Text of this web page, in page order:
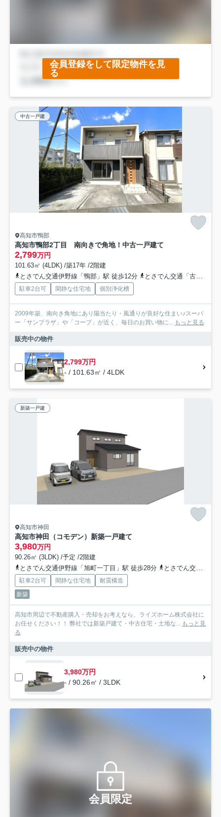
会員登録をして限定物件を見
る
中古一戸建
高知市鴨部
高知市鴨部2丁目 南向きで角地！中古一戸建て
2,799万円
101.63㎡ (4LDK) /築17年 /2階建
とさでん交通伊野線「鴨部」駅 徒歩12分
とさでん交通「古新堂」バス停下車 徒歩3分
駐車2台可 閑静な住宅地 個別浄化槽
2009年築、南向き角地にあり陽当たり・風通りが良好な住まい♪スーパ
ー「サンプラザ」や「コープ」が近く、毎日のお買い物に... もっと見る
販売中の物件
2,799万円
- / 101.63㎡ / 4LDK
新築一戸建
高知市神田
高知市神田（コモデン）新築一戸建て
3,980万円
90.26㎡ (3LDK) /予定 /2階建
とさでん交通伊野線「旭町一丁目」駅 徒歩28分
とさでん交通「吉野川橋」バス停下車 徒歩4分
駐車2台可 閑静な住宅地
耐震構造
新築
高知市周辺で不動産購入・売却をお考えなら、ライズホーム株式会社に
お任せください！！ 弊社では新築戸建て・中古住宅・土地な... もっと見
る
販売中の物件
3,980万円
- / 90.26㎡ / 3LDK
会員限定